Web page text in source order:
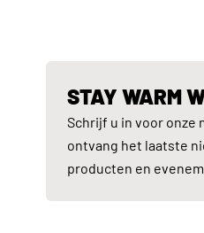
STAY WARM
Schrijf u in voor onze
ontvang het laatste
producten en